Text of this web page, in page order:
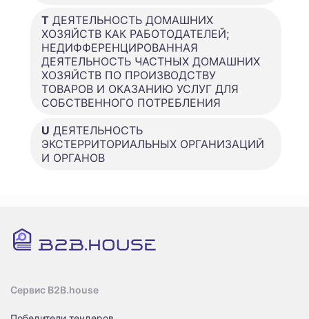
T ДЕЯТЕЛЬНОСТЬ ДОМАШНИХ
ХОЗЯЙСТВ КАК РАБОТОДАТЕЛЕЙ;
НЕДИФФЕРЕНЦИРОВАННАЯ
ДЕЯТЕЛЬНОСТЬ ЧАСТНЫХ ДОМАШНИХ
ХОЗЯЙСТВ ПО ПРОИЗВОДСТВУ
ТОВАРОВ И ОКАЗАНИЮ УСЛУГ ДЛЯ
СОБСТВЕННОГО ПОТРЕБЛЕНИЯ
U ДЕЯТЕЛЬНОСТЬ
ЭКСТЕРРИТОРИАЛЬНЫХ ОРГАНИЗАЦИЙ
И ОРГАНОВ
Сервис B2B.house